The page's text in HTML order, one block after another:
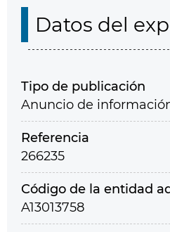
Datos del
Tipo de publicación
Anuncio de
Referencia
266235
Código de la entidad
A13013758